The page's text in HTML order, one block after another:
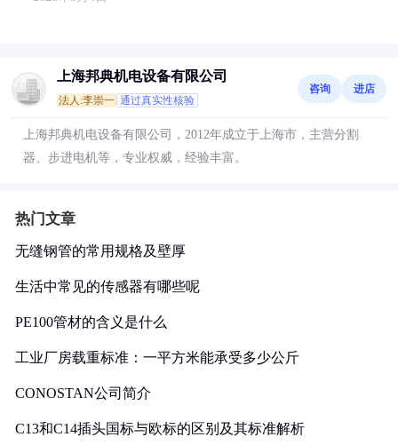
上海邦典机电设备有限公司
法人:李崇一 通过真实性核验
咨询 进店
上海邦典机电设备有限公司，2012年成立于上海市，主营分割
器、步进电机等，专业权威，经验丰富。
热门文章
无缝钢管的常用规格及壁厚
生活中常见的传感器有哪些呢
PE100管材的含义是什么
工业厂房载重标准：一平方米能承受多少公斤
CONOSTAN公司简介
C13和C14插头国标与欧标的区别及其标准解析